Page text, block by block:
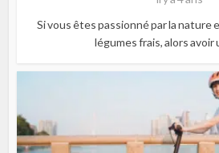
Si vous êtes passionné par la nature
légumes frais, alors avoir